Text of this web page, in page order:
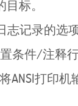
标。
记录的选项
件/注释行
打印机